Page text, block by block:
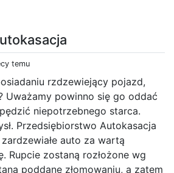
temu
rzdzewiejący pojazd,
Uważamy powinno się go oddać
niepotrzebnego starca.
Przedsiębiorstwo Autokasacja
auto za wartą
Rupcie zostaną rozłożone wg
poddane złomowaniu, a zatem